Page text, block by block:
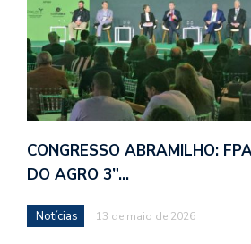
CONGRESSO ABRAMILHO:
DO AGRO 3”…
Notícias 13 de maio de 2026